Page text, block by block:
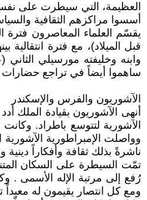
العظيمة، التي سيطرت على
أسسوا مراكزهم الثقافية
ساهموا أيضاً في تراجع
الآشوريون والفرس والإسكندر
الآشورية لتتوسع باطراد.
ناشرةً بذلك ثقافة وأفكاراً
تمّت السيطرة على السكان
رُفع إلى مرتبة الإله الأسمى .
ومع كل انتصار يقيمون له